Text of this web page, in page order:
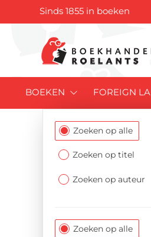
Sinds 1855 in boeken
BOEKEN FOREIGN
Filtersectie
Zoeken op alle
Zoeken op titel
Zoeken op auteur
Zoeken op alle